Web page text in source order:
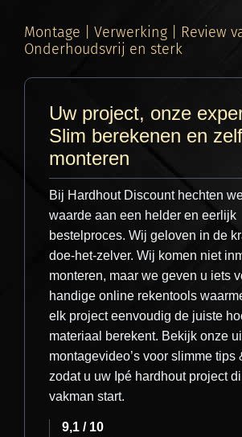
gecoördineerde logistieke
wij een gecontroleerde levering.
Gegarandeerde
Voordat een bestelling ons pand
onderwerpen wij deze aan een
controle. Wij controlerenelke
plank op kwaliteit en volledigheid.
er zeker van dat u alleen het
ontvangt voor uw project – wij
we leveren.
Montage | Verwerking | Review
Onderhoudsvrij en sterk
Uw project, onze
Slim berekenen en zelf
monteren
Bij Hardhout Discount hechten
waarde aan een helder en eerlijk
bestelproces. Wij geloven in de
doe-het-zelver. Wij komen niet
monteren, maar we geven u iets
handige online rekentools
elk project eenvoudig de juiste
materiaal berekent. Bekijk onze
montagevideo’s voor slimme tips
zodat u uw Ipé hardhout project
vakman start.
9,1 / 10